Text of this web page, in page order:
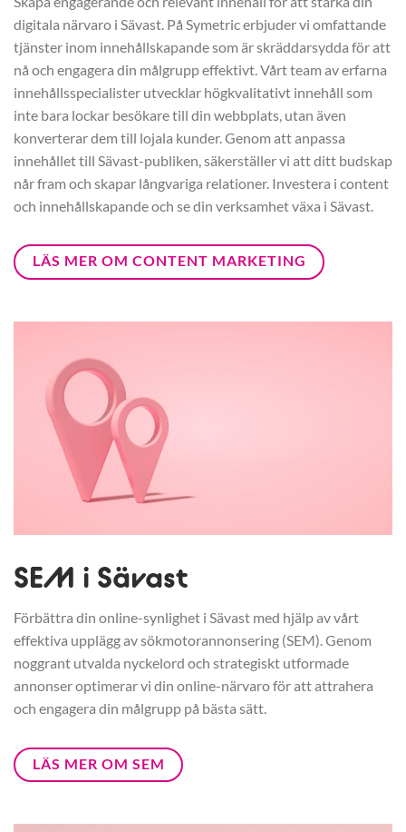
digitala närvaro i Sävast. På Symetric erbjuder vi omfattande
tjänster inom innehållskapande som är skräddarsydda för att
nå och engagera din målgrupp effektivt. Vårt team av erfarna
innehållsspecialister utvecklar högkvalitativt innehåll som
inte bara lockar besökare till din webbplats, utan även
konverterar dem till lojala kunder. Genom att anpassa
innehållet till Sävast-publiken, säkerställer vi att ditt budskap
når fram och skapar långvariga relationer. Investera i content
och innehållskapande och se din verksamhet växa i Sävast.
LÄS MER OM CONTENT MARKETING
SEM i Sävast
Förbättra din online-synlighet i Sävast med hjälp av vårt
effektiva upplägg av sökmotorannonsering (SEM). Genom
noggrant utvalda nyckelord och strategiskt utformade
annonser optimerar vi din online-närvaro för att attrahera
och engagera din målgrupp på bästa sätt.
LÄS MER OM SEM